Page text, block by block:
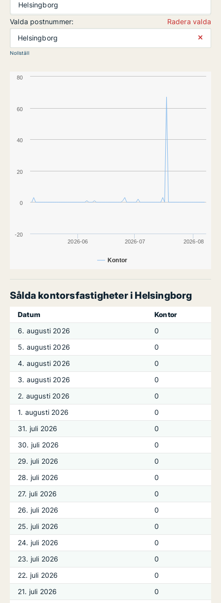
Helsingborg
Valda postnummer:
Radera valda
Helsingborg
⨯
Nollställ
Kontor
2026-06 2026-07 2026-08
0
20
40
60
80
-20
Sålda kontorsfastigheter i Helsingborg
Datum
Kontor
6. augusti 2026
0
5. augusti 2026
0
4. augusti 2026
0
3. augusti 2026
0
2. augusti 2026
0
1. augusti 2026
0
31. juli 2026
0
30. juli 2026
0
29. juli 2026
0
28. juli 2026
0
27. juli 2026
0
26. juli 2026
0
25. juli 2026
0
24. juli 2026
0
23. juli 2026
0
22. juli 2026
0
21. juli 2026
0